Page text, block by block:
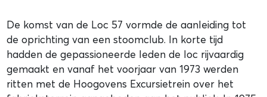
De komst van de Loc 57 vormde de aanleiding tot
de oprichting van een stoomclub. In korte tijd
hadden de gepassioneerde leden de loc rijvaardig
gemaakt en vanaf het voorjaar van 1973 werden
ritten met de Hoogovens Excursietrein over het